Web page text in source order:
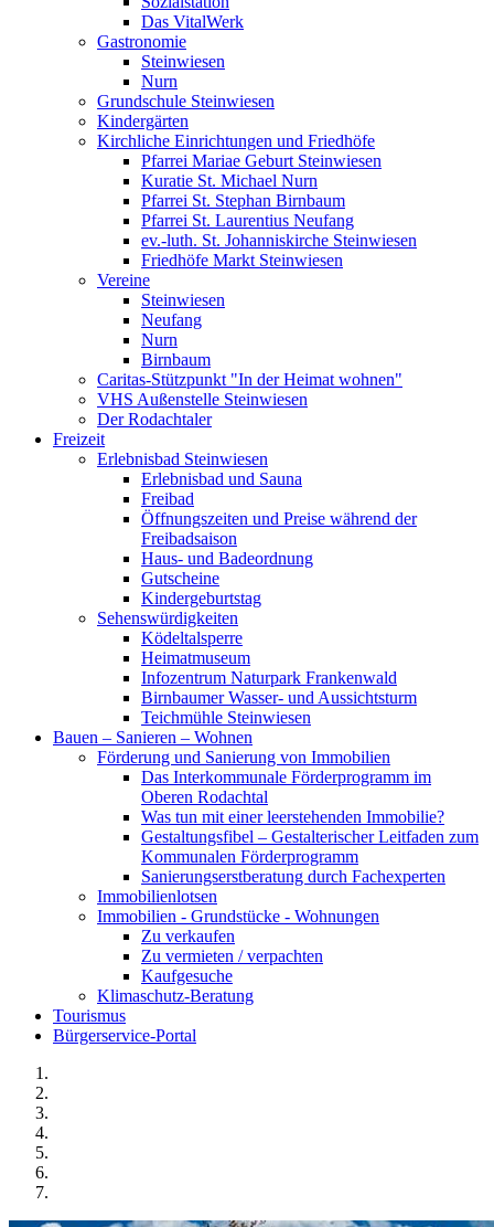
Das VitalWerk
Gastronomie
Steinwiesen
Nurn
Grundschule Steinwiesen
Kindergärten
Kirchliche Einrichtungen und Friedhöfe
Pfarrei Mariae Geburt Steinwiesen
Kuratie St. Michael Nurn
Pfarrei St. Stephan Birnbaum
Pfarrei St. Laurentius Neufang
ev.-luth. St. Johanniskirche Steinwiesen
Friedhöfe Markt Steinwiesen
Vereine
Steinwiesen
Neufang
Nurn
Birnbaum
Caritas-Stützpunkt "In der Heimat wohnen"
VHS Außenstelle Steinwiesen
Der Rodachtaler
Freizeit
Erlebnisbad Steinwiesen
Erlebnisbad und Sauna
Freibad
Öffnungszeiten und Preise während der
Freibadsaison
Haus- und Badeordnung
Gutscheine
Kindergeburtstag
Sehenswürdigkeiten
Ködeltalsperre
Heimatmuseum
Infozentrum Naturpark Frankenwald
Birnbaumer Wasser- und Aussichtsturm
Teichmühle Steinwiesen
Bauen – Sanieren – Wohnen
Förderung und Sanierung von Immobilien
Das Interkommunale Förderprogramm im
Oberen Rodachtal
Was tun mit einer leerstehenden Immobilie?
Gestaltungsfibel – Gestalterischer Leitfaden zum
Kommunalen Förderprogramm
Sanierungserstberatung durch Fachexperten
Immobilienlotsen
Immobilien - Grundstücke - Wohnungen
Zu verkaufen
Zu vermieten / verpachten
Kaufgesuche
Klimaschutz-Beratung
Tourismus
Bürgerservice-Portal